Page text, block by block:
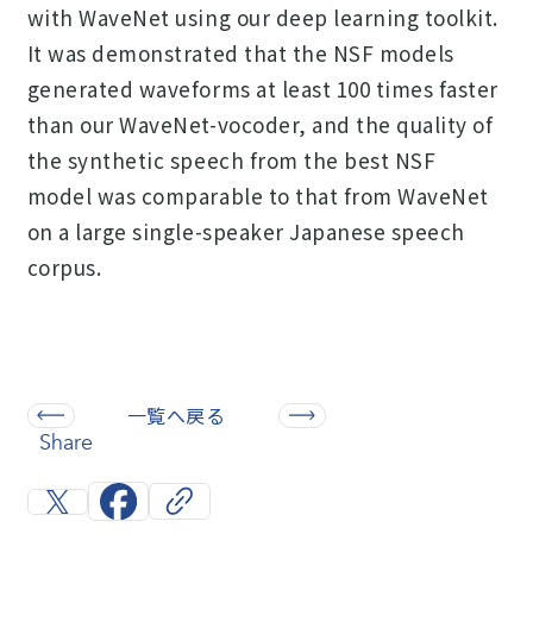
Share
with WaveNet using our deep learning toolkit.
It was demonstrated that the NSF models
generated waveforms at least 100 times faster
than our WaveNet-vocoder, and the quality of
the synthetic speech from the best NSF
model was comparable to that from WaveNet
on a large single-speaker Japanese speech
corpus.
一覧へ戻る